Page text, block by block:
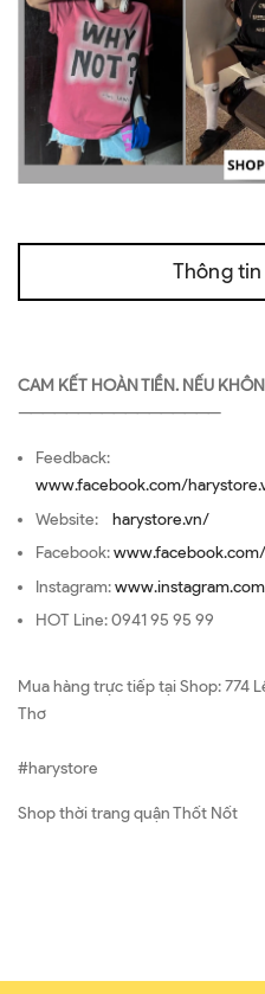
Thông
CAM KẾT HOÀN TIỀN. NẾU
—————————————————
Feedback:
www.facebook.com/
Website: harystore.vn/
Facebook:
Instagram:
HOT Line: 0941 95 95 99
Mua hàng trực tiếp tại Shop: 774
Thơ
#harystore
Shop thời trang quận Thốt Nốt